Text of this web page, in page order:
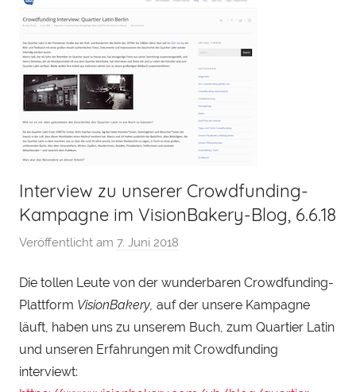
Interview zu unserer Crowdfunding-
Kampagne im VisionBakery-Blog, 6.6.18
Veröffentlicht am 7. Juni 2018
n
H
e
n
Die tollen Leute von der wunderbaren Crowdfunding-
Plattform VisionBakery, auf der unsere Kampagne
läuft, haben uns zu unserem Buch, zum Quartier Latin
und unseren Erfahrungen mit Crowdfunding
interviewt: